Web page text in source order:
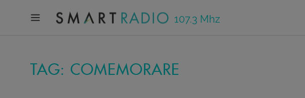
107.3 Mhz
TAG: COMEMORARE